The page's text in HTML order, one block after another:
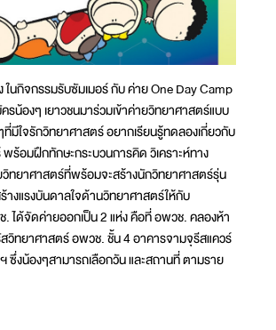
นกิจกรรมรับซัมเมอร์ กับ ค่าย One Day Camp
รน้องๆ เยาวชนมาร่วมเข้าค่ายวิทยาศาสตร์แบบ
มีใจรักวิทยาศาสตร์ อยากเรียนรู้ทดลองเกี่ยวกับ
พร้อมฝึกทักษะกระบวนการคิด วิเคราะห์ทาง
ทยาศาสตร์ที่พร้อมจะสร้างนักวิทยาศาสตร์รุ่น
างแรงบันดาลใจด้านวิทยาศาสตร์ให้กับ
. ได้จัดค่ายออกเป็น 2 แห่ง คือที่ อพวช. คลองห้า
วิทยาศาสตร์ อพวช. ชั้น 4 อาคารจามจุรีสแควร์
ซึ่งน้องๆสามารถเลือกวัน และสถานที่ ตามราย